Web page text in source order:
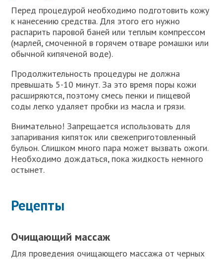
Перед процедурой необходимо подготовить кожу
к нанесению средства. Для этого его нужно
распарить паровой баней или теплым компрессом
(марлей, смоченной в горячем отваре ромашки или
обычной кипяченой воде).
Продолжительность процедуры не должна
превышать 5-10 минут. За это время поры кожи
расширяются, поэтому смесь пенки и пищевой
соды легко удаляет пробки из масла и грязи.
Внимательно! Запрещается использовать для
запаривания кипяток или свежеприготовленный
бульон. Слишком много пара может вызвать ожоги.
Необходимо дождаться, пока жидкость немного
остынет.
Рецепты
Очищающий массаж
Для проведения очищающего массажа от черных